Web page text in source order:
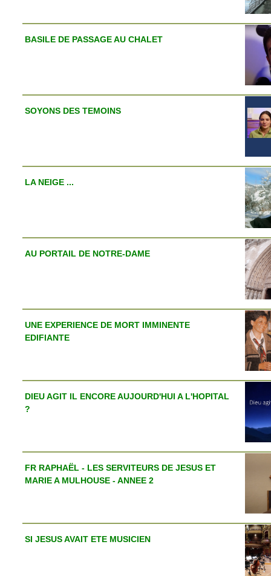
BASILE DE PASSAGE AU CHALET
SOYONS DES TEMOINS
LA NEIGE ...
AU PORTAIL DE NOTRE-DAME
UNE EXPERIENCE DE MORT IMMINENTE
EDIFIANTE
DIEU AGIT IL ENCORE AUJOURD'HUI A L'HOPITAL
?
FR RAPHAËL - LES SERVITEURS DE JESUS ET
MARIE A MULHOUSE - ANNEE 2
SI JESUS AVAIT ETE MUSICIEN